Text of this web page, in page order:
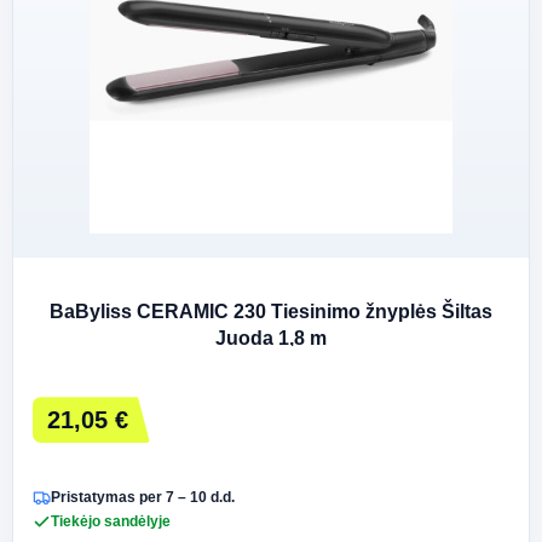
BaByliss CERAMIC 230 Tiesinimo žnyplės Šiltas
Juoda 1,8 m
21,05 €
Pristatymas per 7 – 10 d.d.
Tiekėjo sandėlyje